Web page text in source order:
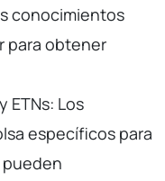
conocimientos
para obtener
ETNs: Los
específicos para